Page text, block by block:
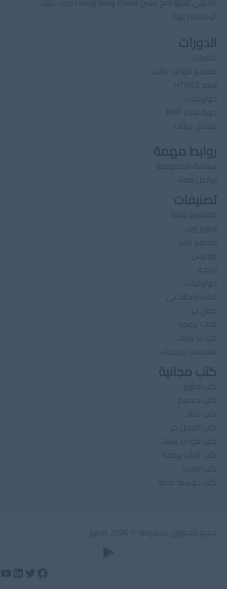
الإهتمام بها؟
الدورات
الدورات
تصميم قواعد بيانات
تعلم HTML5
خوارزميات
دورة تعلم PHP
هياكل بيانات
روابط مهمة
سياسة الخصوصية
تواصل معنا
تصنيفات
مفاهيم تقنية
تطوير ويب
تصميم ويب
وردبرس
برمجة
خوارزميات
ذكاء اصطناعى
عمل حر
لغات برمجة
قواعد بيانات
هندسىة برمجيات
كتب مجانية
كتب تطوير
كتب تصميم
كتب عتاد
كتب العمل حر
كتب قواعد بيانات
كتب لغات برمجة
كتب انترنت
كتب حوسبة عامة